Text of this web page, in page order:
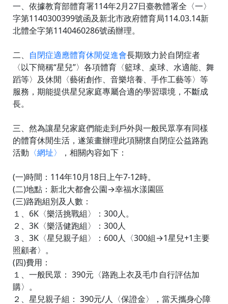
一、依據教育部體育署114年2月27日臺教體署全〈一〉
字第1140300399號函及新北市政府體育局114.03.14新
北體全字第1140460286號函辦理。
二、 自閉症適應體育休閒促進會長期致力於自閉症者
〈以下簡稱“星兒”〉各項體育〈籃球、桌球、水適能、舞
蹈等〉及休閒〈藝術創作、音樂培養、手作工藝等〉等
服務，期能提供星兒家庭專屬合適的學習環境，不斷成
長。
三、然為讓星兒家庭們能走到戶外與一般民眾享有同樣
的體育休閒生活，遂策畫辦理此項關懷自閉症公益路跑
活動 〈網址〉 ，相關內容如下：
(一)時間：114年10月18日上午7-12時。
(二)地點：新北大都會公園→幸福水漾園區
(三)路跑組別及人數：
１、6K〈樂活挑戰組〉：300人。
２、3K〈樂活健跑組〉：300人
３、3K〈星兒親子組〉：600人〈300組→1星兒+1主要
照顧者〉。
(四)費用：
１、一般民眾： 390元〈路跑上衣及毛巾自行評估加
購〉。
２、星兒親子組： 390元/人〈保證金〉，當天攜身心障